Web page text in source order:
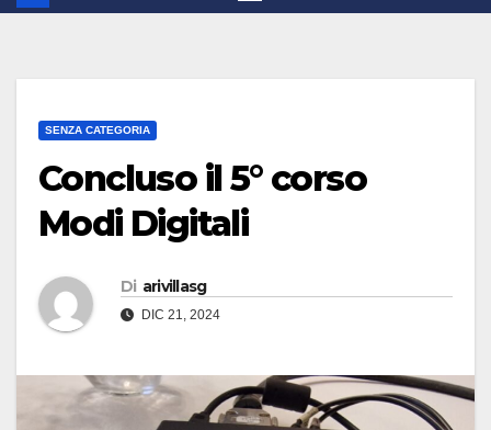
SENZA CATEGORIA
Concluso il 5° corso
Modi Digitali
Di arivillasg
DIC 21, 2024